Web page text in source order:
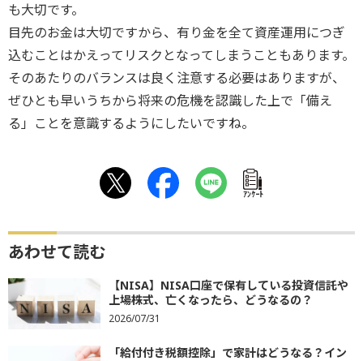
も大切です。
目先のお金は大切ですから、有り金を全て資産運用につぎ
込むことはかえってリスクとなってしまうこともあります。
そのあたりのバランスは良く注意する必要はありますが、
ぜひとも早いうちから将来の危機を認識した上で「備え
る」ことを意識するようにしたいですね。
ｱﾝｹｰﾄ
あわせて読む
【NISA】NISA口座で保有している投資信託や
上場株式、亡くなったら、どうなるの？
2026/07/31
「給付付き税額控除」で家計はどうなる？イン